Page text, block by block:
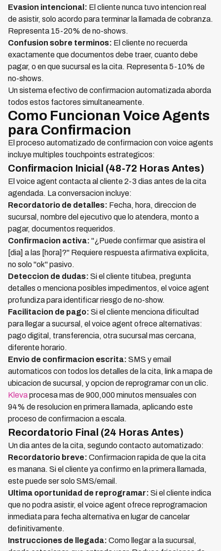
Evasion intencional: El cliente nunca tuvo intencion real
de asistir, solo acordo para terminar la llamada de cobranza.
Representa 15-20% de no-shows.
Confusion sobre terminos: El cliente no recuerda
exactamente que documentos debe traer, cuanto debe
pagar, o en que sucursal es la cita. Representa 5-10% de
no-shows.
Un sistema efectivo de confirmacion automatizada aborda
todos estos factores simultaneamente.
Como Funcionan Voice Agents
para Confirmacion
El proceso automatizado de confirmacion con voice agents
incluye multiples touchpoints estrategicos:
Confirmacion Inicial (48-72 Horas Antes)
El voice agent contacta al cliente 2-3 dias antes de la cita
agendada. La conversacion incluye:
Recordatorio de detalles: Fecha, hora, direccion de
sucursal, nombre del ejecutivo que lo atendera, monto a
pagar, documentos requeridos.
Confirmacion activa: "¿Puede confirmar que asistira el
[dia] a las [hora]?" Requiere respuesta afirmativa explicita,
no solo "ok" pasivo.
Deteccion de dudas: Si el cliente titubea, pregunta
detalles o menciona posibles impedimentos, el voice agent
profundiza para identificar riesgo de no-show.
Facilitacion de pago: Si el cliente menciona dificultad
para llegar a sucursal, el voice agent ofrece alternativas:
pago digital, transferencia, otra sucursal mas cercana,
diferente horario.
Envio de confirmacion escrita: SMS y email
automaticos con todos los detalles de la cita, link a mapa de
ubicacion de sucursal, y opcion de reprogramar con un clic.
Klevaprocesa mas de 900,000 minutos mensuales con
94% de resolucion en primera llamada, aplicando este
proceso de confirmacion a escala.
Recordatorio Final (24 Horas Antes)
Un dia antes de la cita, segundo contacto automatizado:
Recordatorio breve: Confirmacion rapida de que la cita
es manana. Si el cliente ya confirmo en la primera llamada,
este puede ser solo SMS/email.
Ultima oportunidad de reprogramar: Si el cliente indica
que no podra asistir, el voice agent ofrece reprogramacion
inmediata para fecha alternativa en lugar de cancelar
definitivamente.
Instrucciones de llegada: Como llegar a la sucursal,